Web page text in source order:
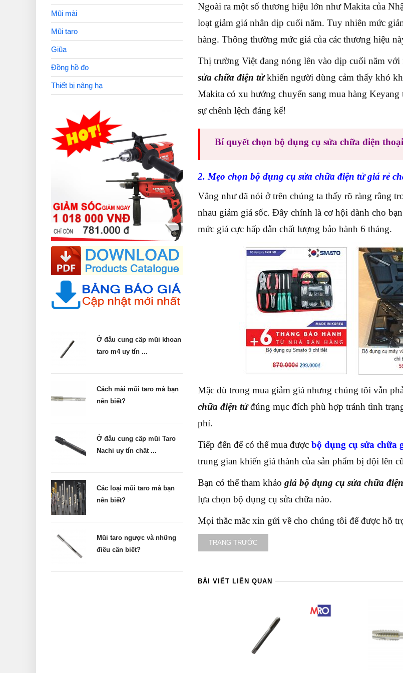
Ngoài ra một số thương hiệu lớn như Makita của
loạt giảm giá nhân dịp cuối năm. Tuy nhiên mức
hàng. Thông thường mức giá của các thương hiệu
Thị trường Việt đang nóng lên vào dịp cuối năm với
sửa chữa điện tửkhiến người dùng cảm thấy khó
Makita có xu hướng chuyển sang mua hàng
sự chênh lệch đáng kể!
Bí quyết chọn bộ dụng cụ sửa chữa điện
2. Mẹo chọn bộ dụng cụ sửa chữa điện tử giá rẻ
Vâng như đã nói ở trên chúng ta thấy rõ ràng rằng
nhau giảm giá sốc. Đây chính là cơ hội dành cho
mức giá cực hấp dẫn chất lượng bảo hành 6 tháng.
Mặc dù trong mua giảm giá nhưng chúng tôi vẫn
chữa điện tửđúng mục đích phù hợp tránh tình
phí.
Tiếp đến để có thể mua được bộ dụng cụ sửa chữa
trung gian khiến giá thành của sản phẩm bị đội lên
Bạn có thể tham khảo giá bộ dụng cụ sửa chữa
lựa chọn bộ dụng cụ sửa chữa nào.
Mọi thắc mắc xin gửi về cho chúng tôi để được hỗ
TRANG TRƯỚC
BÀI VIẾT LIÊN QUAN
Mũi mài
Mũi taro
Giũa
Đồng hồ đo
Thiết bị nâng hạ
Ở đâu cung cấp mũi khoan
taro m4 uy tín ...
Cách mài mũi taro mà bạn
nên biết?
Ở đâu cung cấp mũi Taro
Nachi uy tín chất ...
Các loại mũi taro mà bạn
nên biết?
Mũi taro ngược và những
điều cần biết?